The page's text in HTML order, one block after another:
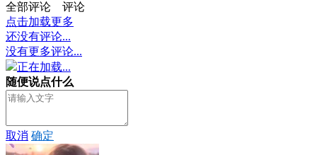
全部评论
评论
点击加载更多
还没有评论...
没有更多评论...
正在加载...
随便说点什么
取消 确定